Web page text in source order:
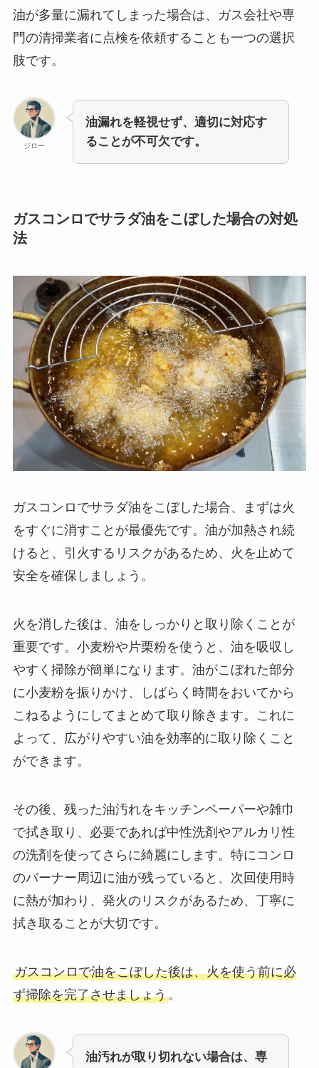
油が多量に漏れてしまった場合は、ガス会社や専
門の清掃業者に点検を依頼することも一つの選択
肢です。
ジロー
油漏れを軽視せず、適切に対応す
ることが不可欠です。
ガスコンロでサラダ油をこぼした場合の対処
法
ガスコンロでサラダ油をこぼした場合、まずは火
をすぐに消すことが最優先です。油が加熱され続
けると、引火するリスクがあるため、火を止めて
安全を確保しましょう。
火を消した後は、油をしっかりと取り除くことが
重要です。小麦粉や片栗粉を使うと、油を吸収し
やすく掃除が簡単になります。油がこぼれた部分
に小麦粉を振りかけ、しばらく時間をおいてから
こねるようにしてまとめて取り除きます。これに
よって、広がりやすい油を効率的に取り除くこと
ができます。
その後、残った油汚れをキッチンペーパーや雑巾
で拭き取り、必要であれば中性洗剤やアルカリ性
の洗剤を使ってさらに綺麗にします。特にコンロ
のバーナー周辺に油が残っていると、次回使用時
に熱が加わり、発火のリスクがあるため、丁寧に
拭き取ることが大切です。
ガスコンロで油をこぼした後は、火を使う前に必
ず掃除を完了させましょう。
油汚れが取り切れない場合は、専